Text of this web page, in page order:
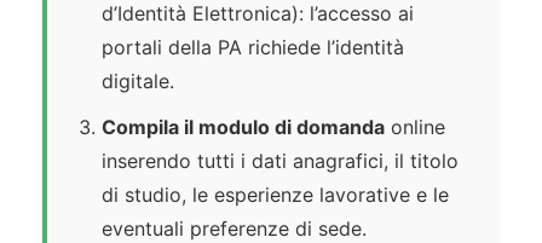
d’Identità Elettronica): l’accesso ai
portali della PA richiede l’identità
digitale.
Compila il modulo di domanda online
inserendo tutti i dati anagrafici, il titolo
di studio, le esperienze lavorative e le
eventuali preferenze di sede.